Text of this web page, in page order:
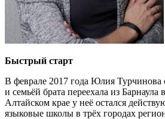
Быстрый старт
В феврале 2017 года Юлия Турчинова
и семьёй брата переехала из
Алтайском крае у неё остался
языковые школы в трёх городах